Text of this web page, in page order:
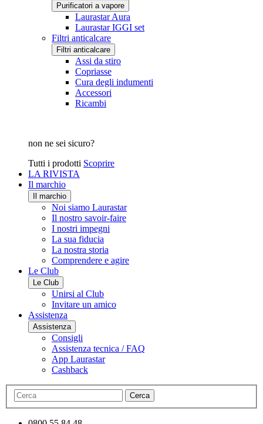
Purificatori a vapore
Laurastar Aura
Laurastar IGGI set
Filtri anticalcare
Filtri anticalcare
Assi da stiro
Copriasse
Cura degli indumenti
Accessori
Ricambi
non ne sei sicuro?
Tutti i prodotti Scoprire
LA RIVISTA
Il marchio
Il marchio
Noi siamo Laurastar
Il nostro savoir-faire
I nostri impegni
La sua fiducia
La nostra storia
Comprendere e agire
Le Club
Le Club
Unirsi al Club
Invitare un amico
Assistenza
Assistenza
Consigli
Assistenza tecnica / FAQ
App Laurastar
Cashback
Cerca